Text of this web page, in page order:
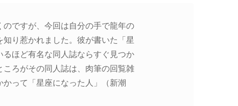
ですが、今回は自分の手で龍年の
り惹かれました。彼が書いた「星
ほど有名な同人誌ならすぐ見つか
ろがその同人誌は、肉筆の回覧雑
って「星座になった人」（新潮